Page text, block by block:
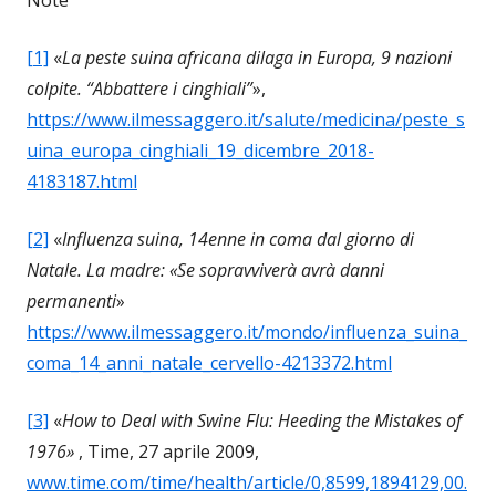
[1] «La peste suina africana dilaga in Europa, 9 nazioni
colpite. “Abbattere i cinghiali”»,
https://www.ilmessaggero.it/salute/medicina/peste_s
uina_europa_cinghiali_19_dicembre_2018-
4183187.html
[2] «Influenza suina, 14enne in coma dal giorno di
Natale. La madre: «Se sopravviverà avrà danni
permanenti»
https://www.ilmessaggero.it/mondo/influenza_suina_
coma_14_anni_natale_cervello-4213372.html
[3] «How to Deal with Swine Flu: Heeding the Mistakes of
1976» , Time, 27 aprile 2009,
www.time.com/time/health/article/0,8599,1894129,00.